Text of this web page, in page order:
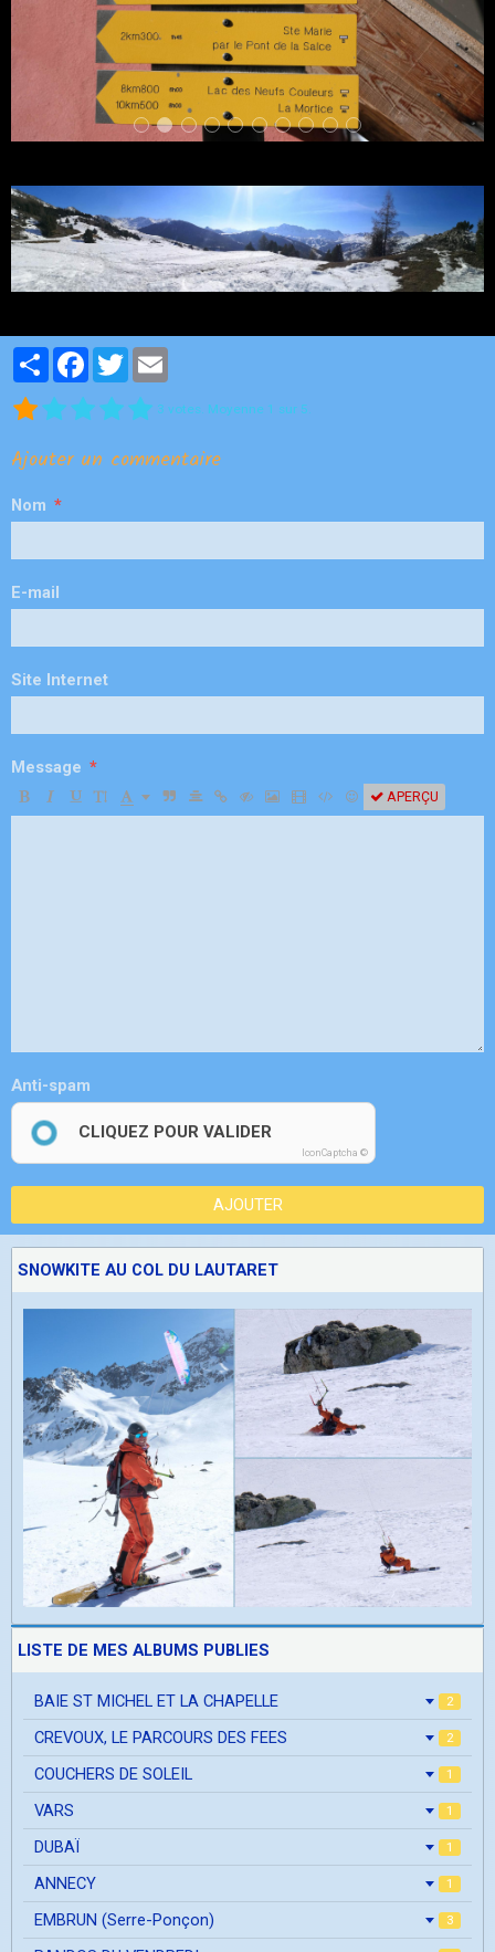
PartagerFacebook
Twitter
3 votes. Moyenne 1 sur 5.
Ajouter un commentaire
Nom
E-mail
Site Internet
Message
APERÇU
Anti-spam
CLIQUEZ POUR VALIDER
IconCaptcha ©
AJOUTER
SNOWKITE AU COL DU LAUTARET
LISTE DE MES ALBUMS PUBLIES
BAIE ST MICHEL ET LA CHAPELLE 2
CREVOUX, LE PARCOURS DES FEES 2
COUCHERS DE SOLEIL 1
VARS 1
DUBAÏ 1
ANNECY 1
EMBRUN (Serre-Ponçon) 3